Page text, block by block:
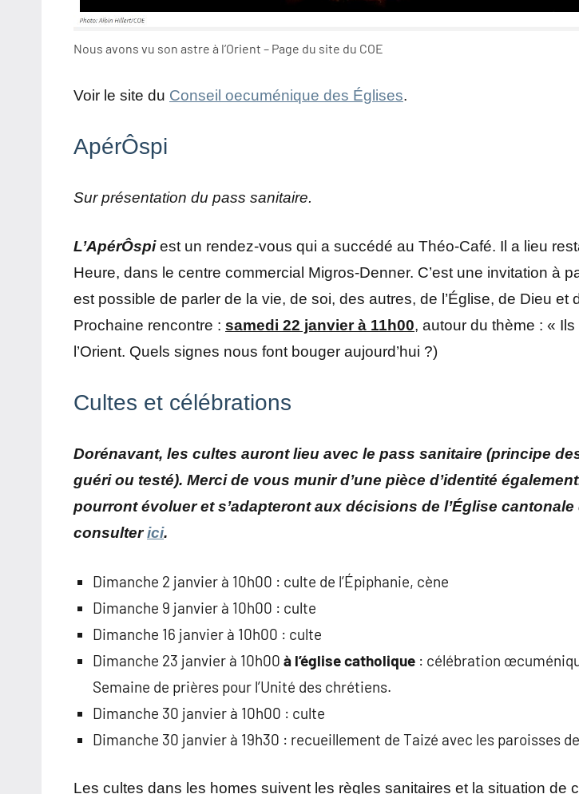
Nous avons vu son astre à l’Orient – Page du site du COE
Voir le site du Conseil oecuménique des Églises.
ApérÔspi
Sur présentation du pass sanitaire.
L’ApérÔspiest un rendez-vous qui a succédé au Théo-Café. Il a lieu
Heure, dans le centre commercial Migros-Denner. C’est une invitation à
est possible de parler de la vie, de soi, des autres, de l’Église, de Dieu et
Prochaine rencontre : samedi 22 janvier à 11h00, autour du thème : «
l’Orient. Quels signes nous font bouger aujourd’hui ?)
Cultes et célébrations
Dorénavant, les cultes auront lieu avec le pass sanitaire (principe
guéri ou testé). Merci de vous munir d’une pièce d’identité
pourront évoluer et s’adapteront aux décisions de l’Église
consulterici.
Dimanche 2 janvier à 10h00 : culte de l’Épiphanie, cène
Dimanche 9 janvier à 10h00 : culte
Dimanche 16 janvier à 10h00 : culte
Dimanche 23 janvier à 10h00 à l’église catholique : célébration
Semaine de prières pour l’Unité des chrétiens.
Dimanche 30 janvier à 10h00 : culte
Dimanche 30 janvier à 19h30 : recueillement de Taizé avec les paroisses
Les cultes dans les homes suivent les règles sanitaires et la situation de